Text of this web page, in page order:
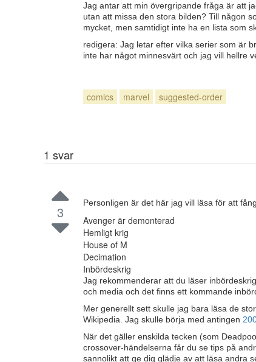
Jag antar att min övergripande fråga är att
utan att missa den stora bilden? Till någon
mycket, men samtidigt inte ha en lista som
redigera: Jag letar efter vilka serier som är
inte har något minnesvärt och jag vill hellre
comics marvel suggested-order
1 svar
3
Personligen är det här jag vill läsa för att
Avenger är demonterad
Hemligt krig
House of M
Decimation
Inbördeskrig
Jag rekommenderar att du läser
och media och det finns ett kommande
Mer generellt sett skulle jag bara läsa de
Wikipedia. Jag skulle börja med antingen
När det gäller enskilda tecken (som
crossover-händelserna får du se tips på
sannolikt att ge dig glädje av att läsa andra